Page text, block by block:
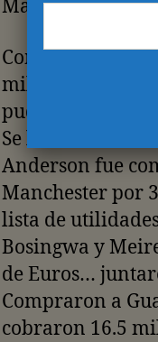
Madrid.
Compraron un
millones de
pudieron
Se llevaron a
Anderson fue
Manchester por
lista de
Bosingwa y
de Euros…
Compraron a
cobraron 16.5